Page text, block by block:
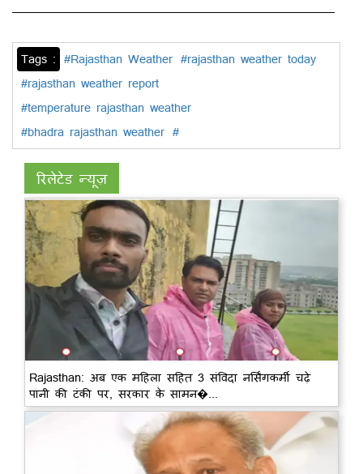
Tags : #Rajasthan Weather #rajasthan weather today
#rajasthan weather report
#temperature rajasthan weather
#bhadra rajasthan weather #
रिलेटेड न्यूज़
Rajasthan: अब एक महिला सहित 3 संविदा नर्सिंगकर्मी चढ़े
पानी की टंकी पर, सरकार के सामन�...